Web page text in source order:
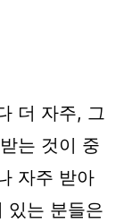
더 자주, 그
는 것이 중
자주 받아
있는 분들은